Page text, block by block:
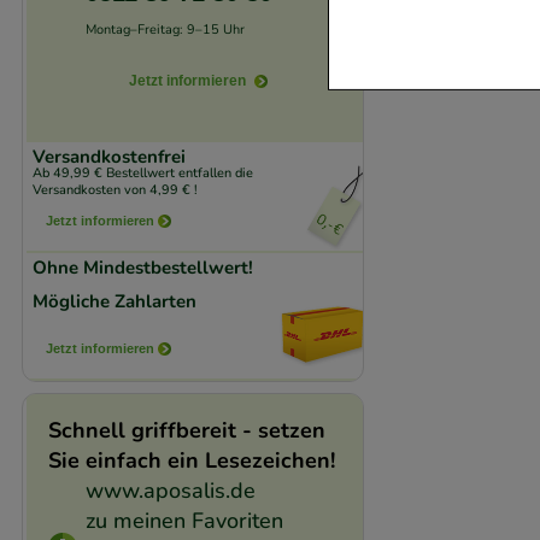
Website
verzichtet werden
Montag–Freitag: 9–15 Uhr
Jetzt informieren
Versandkostenfrei
Ab 49,99 € Bestellwert entfallen die
Versandkosten von 4,99 € !
Jetzt informieren
Ohne Mindestbestellwert!
Mögliche Zahlarten
Jetzt informieren
Schnell griffbereit - setzen
Sie einfach ein Lesezeichen!
www.aposalis.de
zu meinen Favoriten